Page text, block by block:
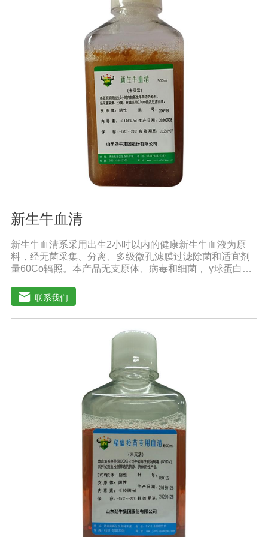
新生牛血清
新生牛血清系采用出生2小时以内的健康新生牛血液为原
料，经无菌采集、分离、多级微孔滤膜过滤除菌和适宜剂
量60Co辐照。本产品无支原体、病毒和细菌， γ球蛋白含
促进细胞增殖作用。适用于多种细胞株的培养、扩增及单
克隆抗体的制备和疫苗的研制及生产。质量标准：符合
《中华人民共和国药典》2020版、《中华人民共和国兽药
典》2020版质量标准。规格：500ml/瓶、1000ml/瓶保
存：-15℃―-20℃有效期：5年注意事项：1、解冻：采用
逐步解冻法（ -20℃→2-8℃→ 室温），可减少沉淀的产生
使血清质量不会受到影响。
联系我们